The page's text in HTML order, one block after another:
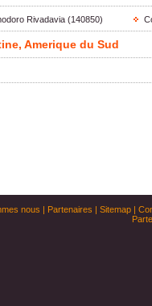
Rivadavia (140850)
Amerique du Sud
nous | Partenaires | Sitemap|